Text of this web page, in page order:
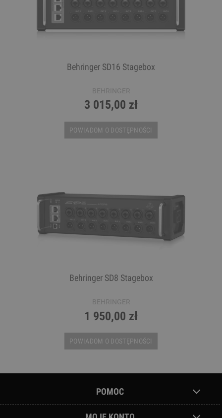
Behringer SD16 Stagebox
BEHRINGER
3 015,00 zł
POWIADOM O DOSTĘPNOŚCI
Behringer SD8 Stagebox
BEHRINGER
1 950,00 zł
POWIADOM O DOSTĘPNOŚCI
POMOC